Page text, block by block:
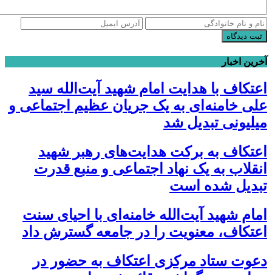
ثبت دیدگاه
آخرین اخبار
اعتکاف با هدایت امام شهید آیت‌الله سید
علی خامنه‌ای به یک جریان عظیم اجتماعی و
میلیونی تبدیل شد
اعتکاف به برکت هدایت‌های رهبر شهید
انقلاب به یک نهاد اجتماعی و منبع قدرت
تبدیل شده است
امام شهید آیت‌الله خامنه‌ای با احیای سنت
اعتکاف، معنویت را در جامعه گسترش داد
دعوت ستاد مرکزی اعتکاف به حضور در